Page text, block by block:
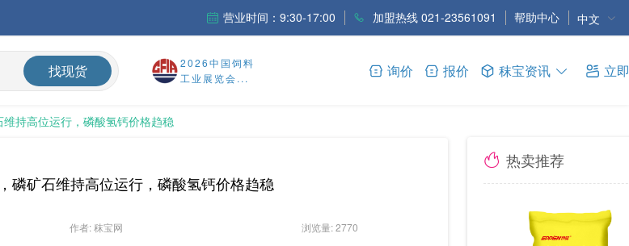
营业时间：9:30-17:00 加盟热线 021-23561091 帮助中心 中文
找现货
2026中国饲料
工业展览会...
询价 报价 秣宝资讯 立
持高位运行，磷酸氢钙价格趋稳
磷矿石维持高位运行，磷酸氢钙价格趋稳
作者: 秣宝网 浏览量: 2770
热卖推荐